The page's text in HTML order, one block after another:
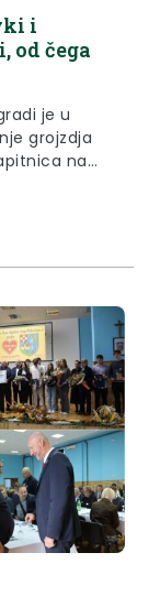
i
od čega
je u
grojzdja
na
čestitala